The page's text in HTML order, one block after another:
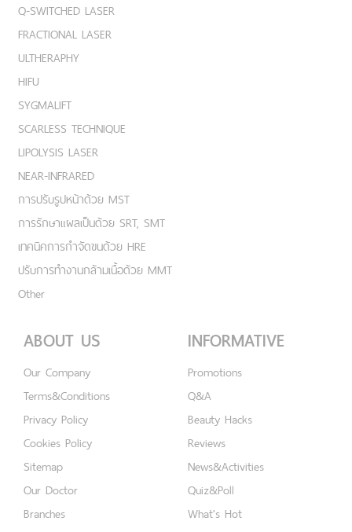
Q-SWITCHED LASER
FRACTIONAL LASER
ULTHERAPHY
HIFU
SYGMALIFT
SCARLESS TECHNIQUE
LIPOLYSIS LASER
NEAR-INFRARED
การปรับรูปหน้าด้วย MST
การรักษาแผลเป็นด้วย SRT, SMT
เทคนิคการกำจัดขนด้วย HRE
ปรับการทำงานกล้ามเนื้อด้วย MMT
Other
ABOUT US
Our Company
Terms&Conditions
Privacy Policy
Cookies Policy
Sitemap
Our Doctor
Branches
INFORMATIVE
Promotions
Q&A
Beauty Hacks
Reviews
News&Activities
Quiz&Poll
What's Hot